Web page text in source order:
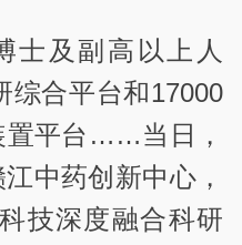
士及副高以上人
综合平台和17000
置平台……当日，
中药创新中心，
技深度融合科研